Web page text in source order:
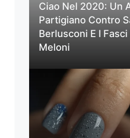
Ciao Nel 2020: Un
Partigiano Contro
Berlusconi E I Fasci
Meloni